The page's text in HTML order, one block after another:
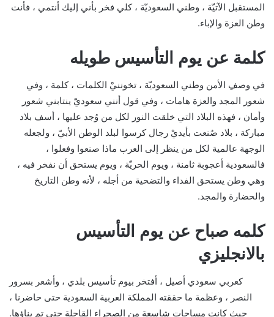
المستقبل الآتيّة ، وطني السعوديّة ، كلي فخر بأني إليك أنتمي ، فأنت
وطن العزة والإباء.
كلمة عن يوم التأسيس طويله
في وصفِ الأمن وطني السعوديّة ، تخوننيْ الكلمات ، كلمة ، وفي
شعور المجد والعزة هامات ، وفي قول أنني سعوديّ ينتابني شعور
وأمان ، فهذه البلاد التي خلقت النور لكل من وُجد عليها ، أسف بلاد
مباركة ، بلاد صُنعت بأيديْ رجال كرسوا لبلد الوطن الأبيّ ، ولجعله
الوجهة عالمية لكل من ينظر إلى العرب ماذا صنعوا وفعلوا ،
فالسعودية أعجوبة ثامنة ، ويوم الحريّة ، ويوم يستحق أن نفخر فيه ،
وهي وطن يستحق الفداء والتضحية من أجله ، لأنه وطن التاريخ
والحضارة والمجد.
كلمه صباح عن يوم التأسيس
بالانجليزي
كعربي سعودي أصيل ، أفتخر بيوم تأسيس بلدي ، وأشعر بسرور
النصر ، وعظمة ما حققته المملكة العربية السعودية حتى حاضرنا ،
حيث كانت مساحات شاسعة من الصحراء القاحلة حتى تم بناؤها.